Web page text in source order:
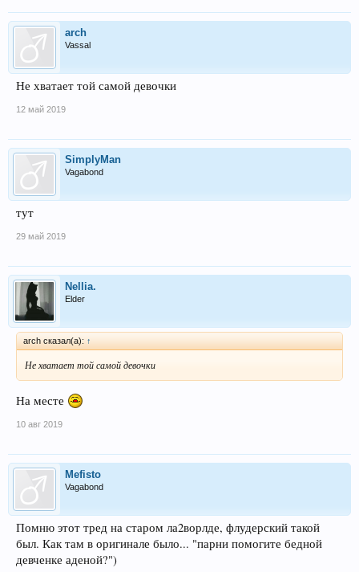
arch
Vassal
Не хватает той самой девочки
12 май 2019
SimplyMan
Vagabond
тут
29 май 2019
Nellia.
Elder
arch сказал(а): ↑
Не хватает той самой девочки
На месте
10 авг 2019
Mefisto
Vagabond
Помню этот тред на старом ла2ворлде, флудерский такой
был. Как там в оригинале было... "парни помогите бедной
девченке аденой?")